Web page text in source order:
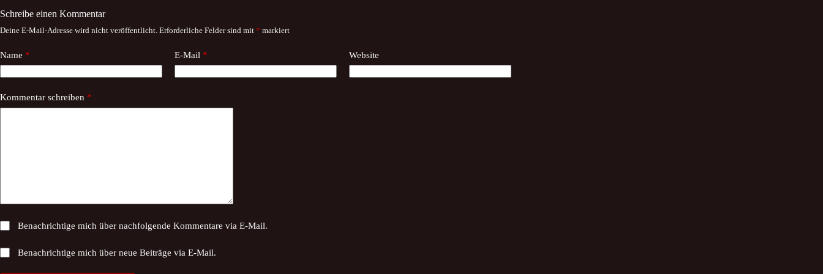
Schreibe einen Kommentar
Deine E-Mail-Adresse wird nicht veröffentlicht. Erforderliche Felder sind mit * markiert
Name * E-Mail * Website
Kommentar schreiben *
Benachrichtige mich über nachfolgende Kommentare via E-Mail.
Benachrichtige mich über neue Beiträge via E-Mail.